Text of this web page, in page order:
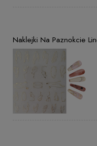
Naklejki Na Paznokcie